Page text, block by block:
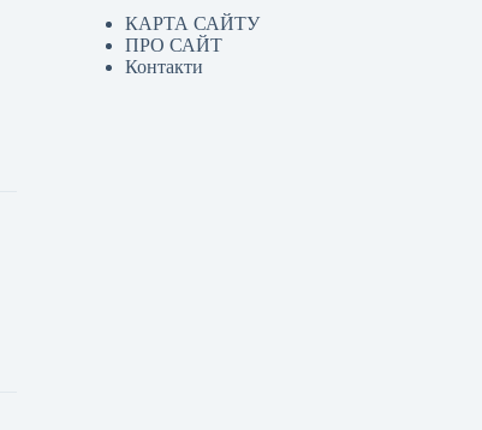
КАРТА САЙТУ
ПРО САЙТ
Контакти